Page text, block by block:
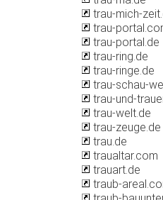
trau-mich-
trau-
trau-portal.de
trau-ring.de
trau-ringe.de
trau-schau-
trau-und-
trau-welt.de
trau-zeuge.de
trau.de
traualtar.com
trauart.de
traub-